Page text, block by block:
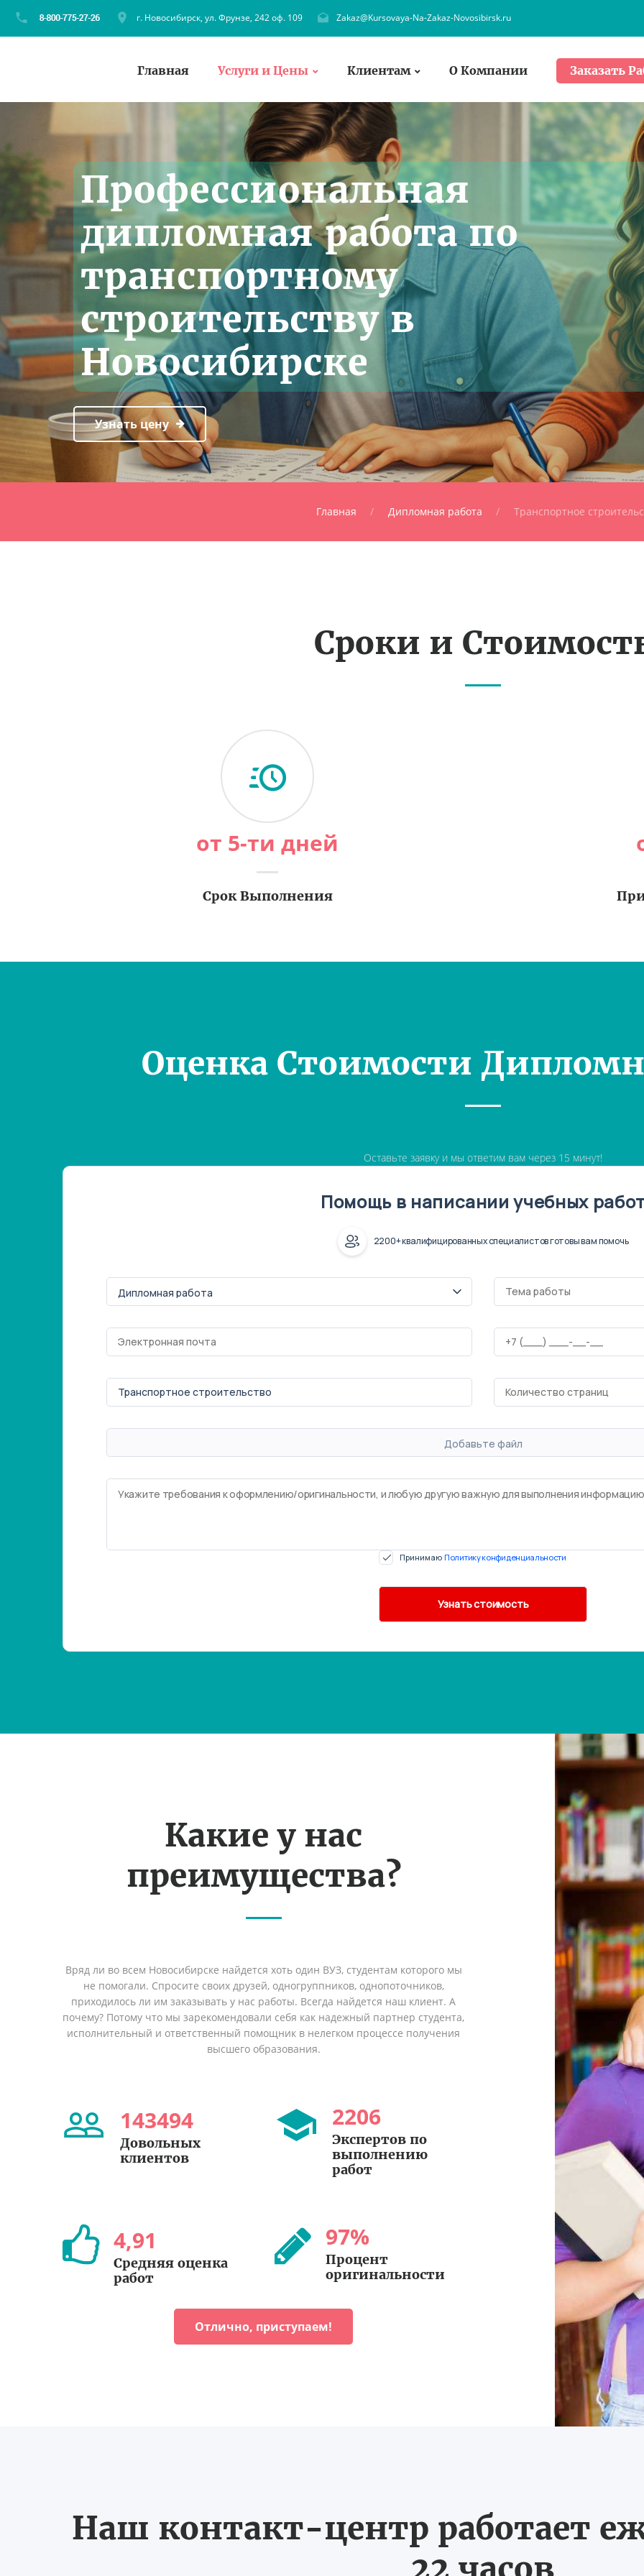
г. Новосибирск, ул. Фрунзе, 242 оф. 109 Zakaz@Kursovaya-Na-Zakaz-Novosibirsk.ru
Главная Услуги и Цены Клиентам О Компании Заказать
Профессиональная
дипломная работа по
транспортному
строительству в
Новосибирске
Узнать цену
Главная Дипломная работа Транспортное
Сроки и
от 5-ти дней
Срок Выполнения
Оценка Стоимости
Оставьте заявку и мы ответим вам через 15 минут!
Помощь в написании учебных
2200+ квалифицированных специалистов готовы вам помочь
Добавьте файл
Принимаю Политику конфиденциальности
Какие у нас
преимущества?
Вряд ли во всем Новосибирске найдется хоть один ВУЗ, студентам которого мы
не помогали. Спросите своих друзей, одногруппников, однопоточников,
приходилось ли им заказывать у нас работы. Всегда найдется наш клиент. А
почему? Потому что мы зарекомендовали себя как надежный партнер студента,
исполнительный и ответственный помощник в нелегком процессе получения
высшего образования.
143494
Довольных
клиентов
2206
Экспертов по
выполнению
работ
4,91
Средняя оценка
работ
97%
Процент
оригинальности
Отлично, приступаем!
Наш контакт-центр работает